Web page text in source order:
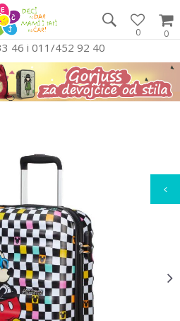
0
0
46 i 011/452 92 40